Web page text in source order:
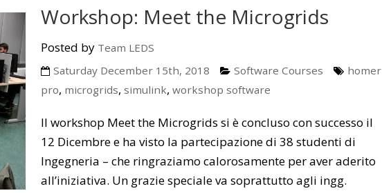
Workshop: Meet the Microgrids
Posted by Team LEDS
Saturday December 15th, 2018
Software Courses
homer
pro, microgrids, simulink, workshop software
Il workshop Meet the Microgrids si è concluso con successo il
12 Dicembre e ha visto la partecipazione di 38 studenti di
Ingegneria – che ringraziamo calorosamente per aver aderito
all’iniziativa. Un grazie speciale va soprattutto agli ingg.